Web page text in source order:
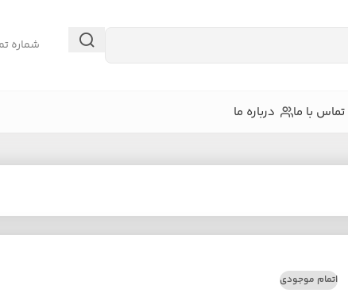
شماره
تماس با ما درباره ما
اتمام موجودی